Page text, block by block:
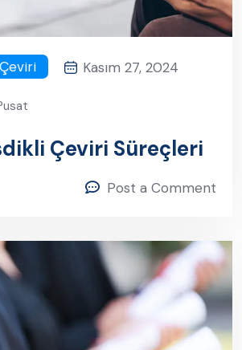
Kasım 27, 2024
Çeviri Süreçleri
Post a Comment